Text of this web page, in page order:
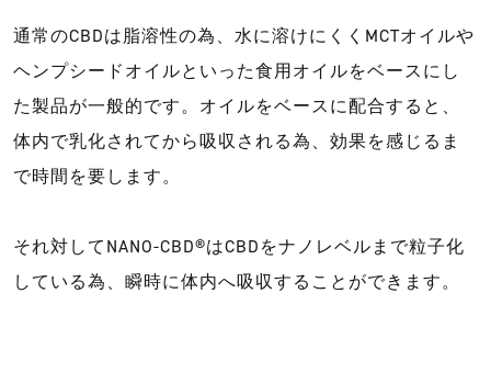
通常のCBDは脂溶性の為、水に溶けにくくMCTオイルや
ヘンプシードオイルといった食用オイルをベースにし
た製品が一般的です。オイルをベースに配合すると、
体内で乳化されてから吸収される為、効果を感じるま
で時間を要します。
それ対してNANO-CBD®︎はCBDをナノレベルまで粒子化
している為、瞬時に体内へ吸収することができます。